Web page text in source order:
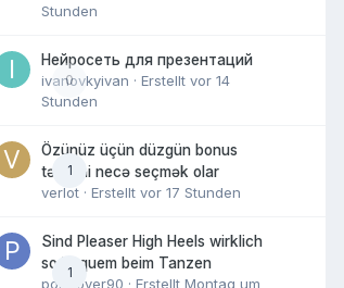
Stunden
0
Нейросеть для презентаций
ivanovkyivan · Erstellt vor 14
Stunden
1
Özünüz üçün düzgün bonus
təklifini necə seçmək olar
verlot · Erstellt vor 17 Stunden
1
Sind Pleaser High Heels wirklich
so bequem beim Tanzen
pornlover90 · Erstellt Montag um